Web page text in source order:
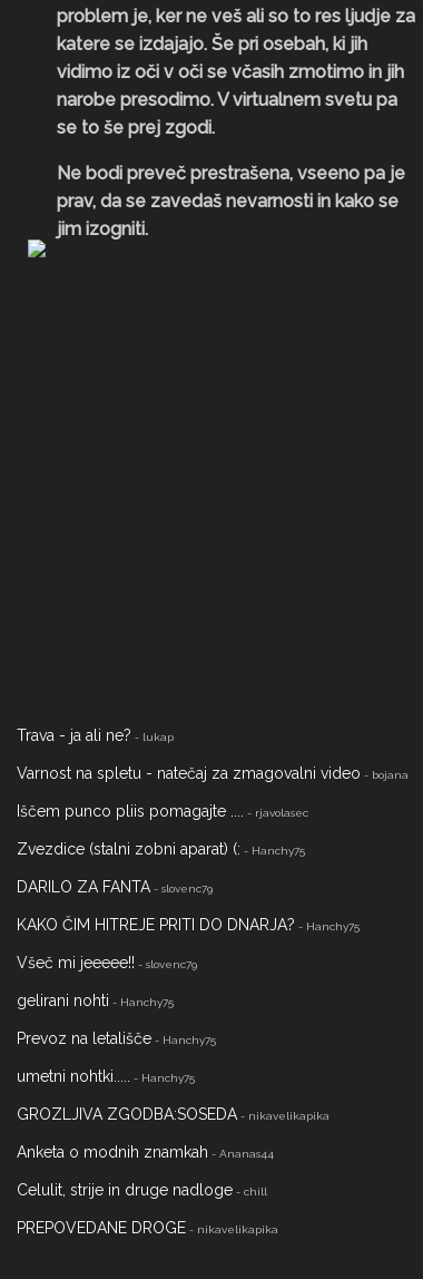
problem je, ker ne veš ali so to res ljudje za
katere se izdajajo. Še pri osebah, ki jih
vidimo iz oči v oči se včasih zmotimo in jih
narobe presodimo. V virtualnem svetu pa
se to še prej zgodi.
Ne bodi preveč prestrašena, vseeno pa je
prav, da se zavedaš nevarnosti in kako se
jim izogniti.
Trava - ja ali ne? - lukap
Varnost na spletu - natečaj za zmagovalni video - bojana
Iščem punco pliis pomagajte .... - rjavolasec
Zvezdice (stalni zobni aparat) (: - Hanchy75
DARILO ZA FANTA - slovenc79
KAKO ČIM HITREJE PRITI DO DNARJA? - Hanchy75
Všeč mi jeeeee!! - slovenc79
gelirani nohti - Hanchy75
Prevoz na letališče - Hanchy75
umetni nohtki..... - Hanchy75
GROZLJIVA ZGODBA:SOSEDA - nikavelikapika
Anketa o modnih znamkah - Ananas44
Celulit, strije in druge nadloge - chill
PREPOVEDANE DROGE - nikavelikapika